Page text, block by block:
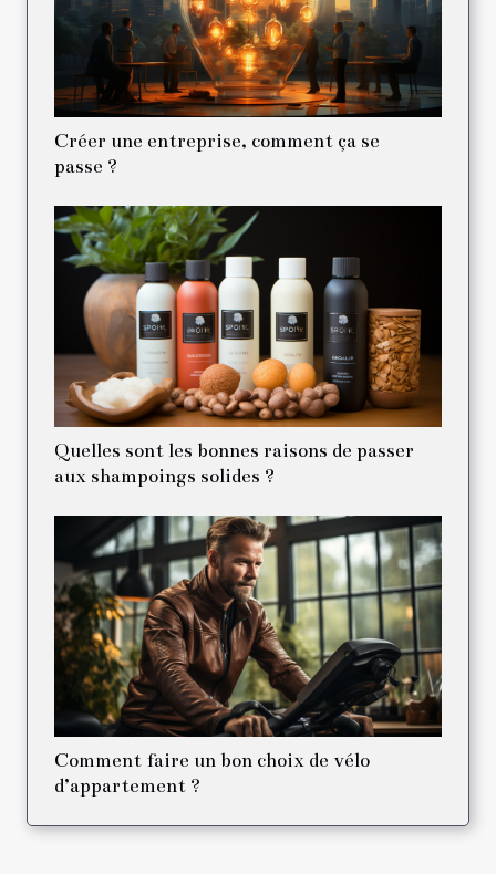
Créer une entreprise, comment ça se
passe ?
Quelles sont les bonnes raisons de passer
aux shampoings solides ?
Comment faire un bon choix de vélo
d’appartement ?